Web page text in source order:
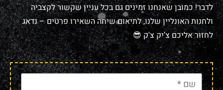
לדבר! כמובן שאנחנו זמינים גם בכל עניין שקשור לקצביה
ולחנות האונליין שלנו, לתיאום שיחה השאירו פרטים – נדאג
לחזור אליכם צ'יק צ'ק 😎